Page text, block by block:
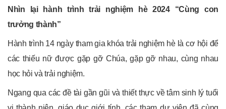
Nhìn lại hành trình trải nghiệm hè 2024 “Cùng con
trưởng thành”
Hành trình 14 ngày tham gia khóa trải nghiệm hè là cơ hội để
các thiếu nữ được gặp gỡ Chúa, gặp gỡ nhau, cùng nhau
học hỏi và trải nghiệm.
Ngang qua các đề tài gần gũi và thiết thực về tâm sinh lý tuổi